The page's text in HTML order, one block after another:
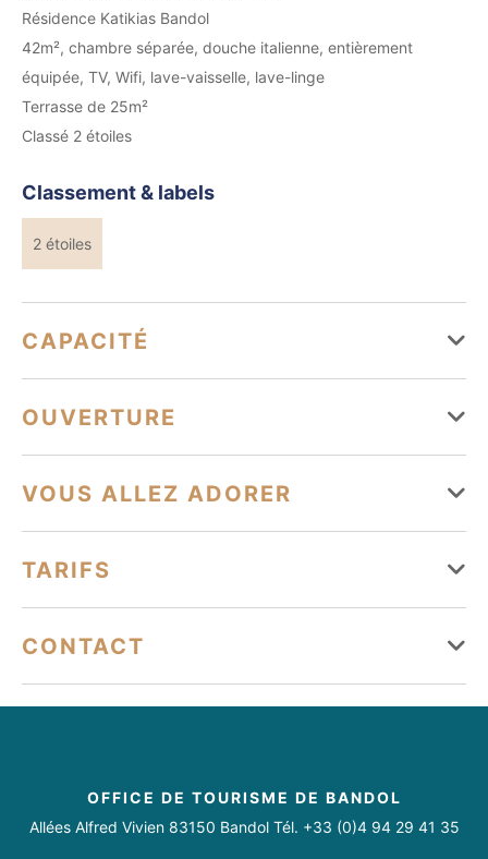
Résidence Katikias Bandol
42m², chambre séparée, douche italienne, entièrement
équipée, TV, Wifi, lave-vaisselle, lave-linge
Terrasse de 25m²
Classé 2 étoiles
Classement & labels
2 étoiles
CAPACITÉ
1 chambre(s)
2 lit(s) double
Superficie : 42 m²
OUVERTURE
Du 01 janvier au 31 décembre
Lundi Ouvert
Mardi
Dimanche Ouvert
VOUS ALLEZ ADORER
Terrasse Climatisation Piscine
Conforts
Climatisation Congélateur Double vitrage
TARIFS
Tarifs
CONTACT
OFFICE DE TOURISME DE BANDOL
Allées Alfred Vivien 83150 Bandol Tél. +33 (0)4 94 29 41 35